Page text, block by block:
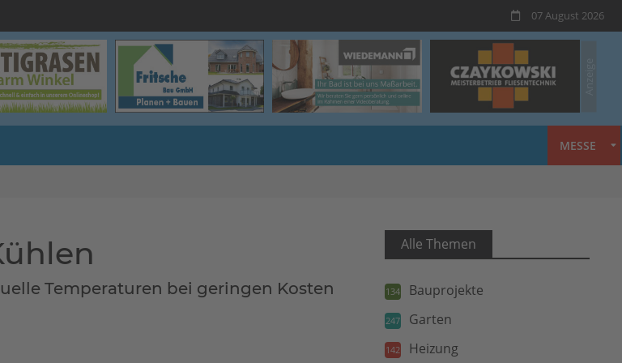
07 August 2026
MESSE
Temperaturen bei geringen Kosten
Alle Themen
134 Bauprojekte
247 Garten
142 Heizung